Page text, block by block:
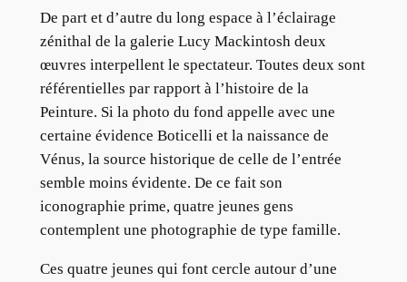
De part et d’autre du long espace à l’éclairage
zénithal de la galerie Lucy Mackintosh deux
œuvres interpellent le spectateur. Toutes deux sont
référentielles par rapport à l’histoire de la
Peinture. Si la photo du fond appelle avec une
certaine évidence Boticelli et la naissance de
Vénus, la source historique de celle de l’entrée
semble moins évidente. De ce fait son
iconographie prime, quatre jeunes gens
contemplent une photographie de type famille.
Ces quatre jeunes qui font cercle autour d’une